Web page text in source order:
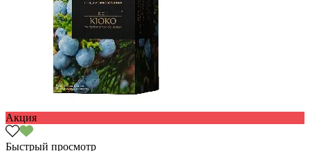
Акция
Быстрый просмотр